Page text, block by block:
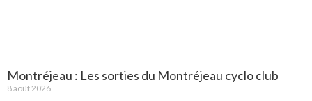
Montréjeau : Les sorties du Montréjeau cyclo club
8 août 2026